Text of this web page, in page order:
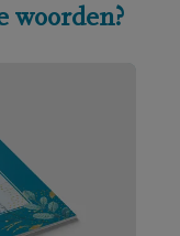
woorden?